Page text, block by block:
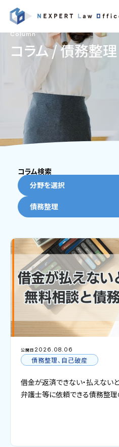
Column
コラム / 債務整理
コラム検索
分野を選択
債務整理
公開日 2026.08.06
債務整理、自己破産
借金が返済できない・払えない
弁護士等に依頼できる債務整